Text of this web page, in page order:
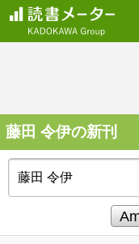
藤田 令伊の新刊